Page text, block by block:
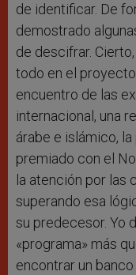
de identificar. De
demostrado
de descifrar.
todo en el
encuentro de las
internacional, una
árabe e islámico,
premiado con el
la atención por las
superando esa
su predecesor. Yo
«programa» más
encontrar un